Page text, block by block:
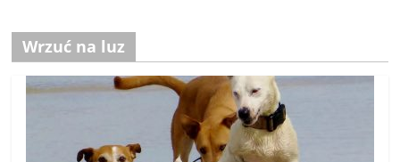
Wrzuć na luz